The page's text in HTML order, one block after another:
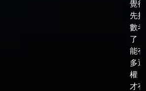
覺
先
數
了
能
多
權
才